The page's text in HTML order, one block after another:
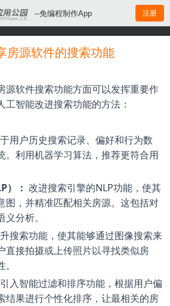
--免编程制作App 注册
房源软件的搜索功能
源软件搜索功能方面可以发挥重要作
工智能改进搜索功能的方法：
用户历史搜索记录、偏好和行为数
。利用机器学习算法，推荐更符合用
）： 改进搜索引擎的NLP功能，使其
图，并精准匹配相关房源。这包括对
分析。
搜索功能，使其能够通过图像搜索来
直接拍摄或上传照片以寻找类似房
引入智能过滤和排序功能，根据用户偏
结果进行个性化排序，让最相关的房